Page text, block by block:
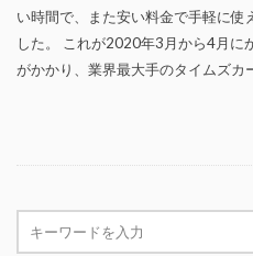
い時間で、また安い料金で手軽に使
した。 これが2020年3月から4月に
がかかり、業界最大手のタイムズカ